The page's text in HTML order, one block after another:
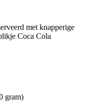
met knapperige
Coca Cola